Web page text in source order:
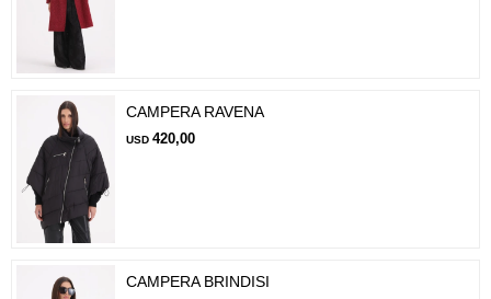
CAMPERA RAVENA
USD 420,00
CAMPERA BRINDISI